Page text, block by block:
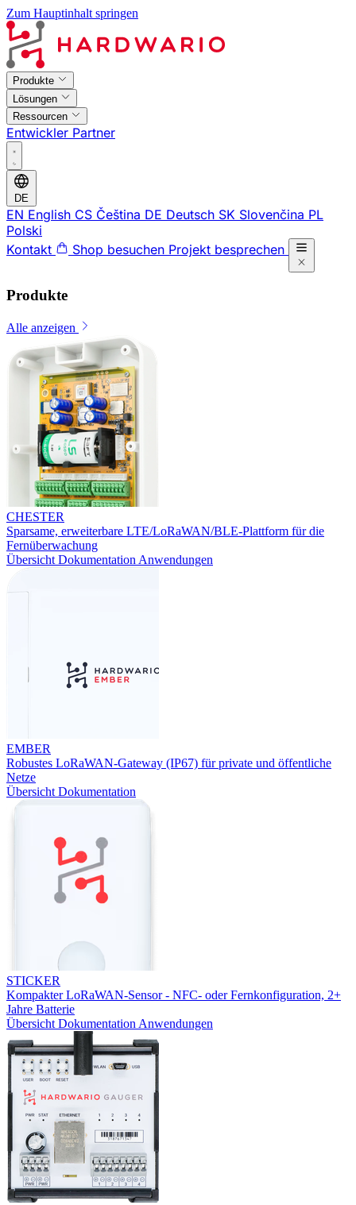
Zum Hauptinhalt springen
Produkte
Lösungen
Ressourcen
Entwickler Partner
DE
EN English CS Čeština DE Deutsch SK Slovenčina PL
Polski
Kontakt
Shop besuchen Projekt besprechen
Produkte
Alle anzeigen
CHESTER
Sparsame, erweiterbare LTE/LoRaWAN/BLE-Plattform für die
Fernüberwachung
Übersicht Dokumentation Anwendungen
EMBER
Robustes LoRaWAN-Gateway (IP67) für private und öffentliche
Netze
Übersicht Dokumentation
STICKER
Kompakter LoRaWAN-Sensor - NFC- oder Fernkonfiguration, 2+
Jahre Batterie
Übersicht Dokumentation Anwendungen